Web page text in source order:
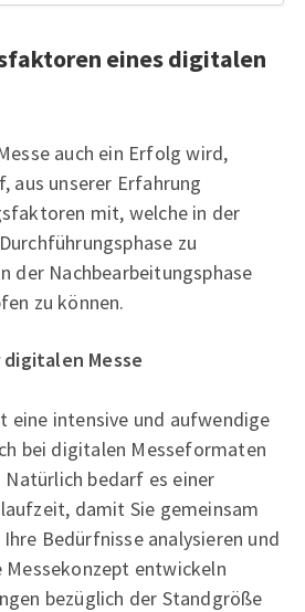
eines digitalen
auch ein Erfolg wird,
aus unserer Erfahrung
mit, welche in der
zu
der Nachbearbeitungsphase
zu können.
Messe
eine intensive und aufwendige
bei digitalen Messeformaten
Natürlich bedarf es einer
damit Sie gemeinsam
Bedürfnisse analysieren und
entwickeln
bezüglich der Standgröße